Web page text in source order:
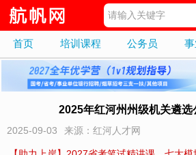
首页 培训课程 公务员
2025年红河州州级机关遴选
2025-09-03 来源：红河人才网